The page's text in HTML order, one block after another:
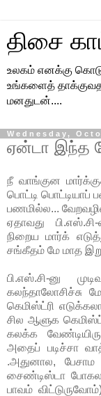
திசை
உலகம் எனக்கு
உங்களைத்
மனதுடன்....
Wednesday,
ஏன்டா இந்த
நீ வாங்குன
பொட்டி பொட்டியாப்
பணமில்ல...
ஏதாவது
நிறைய மார்க்
சங்கீதம் மே மாத
பி.எஸ்.சி-னு
கலந்தாலோசிச்சு
கெமிஸ்ட்ரி
சில ஆளுக
கலக்க
அதைப் படிச்சா
.அதுனால, பேசாம
சைண்டிஸ்டா
பாவம்